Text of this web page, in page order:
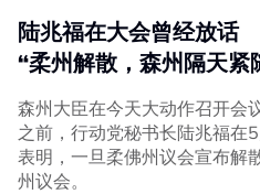
陆兆福在大会曾经放话
“柔州解散，森州隔天紧
森州大臣在今天大动作召开会
之前，行动党秘书长陆兆福在
表明，一旦柔佛州议会宣布解
州议会。